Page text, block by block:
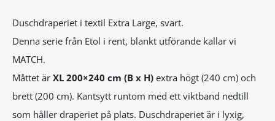
Duschdraperiet i textil Extra Large, svart.
Denna serie från Etol i rent, blankt utförande kallar vi
MATCH.
Måttet är XL 200×240 cm (B x H) extra högt (240 cm) och
brett (200 cm). Kantsytt runtom med ett viktband nedtill
som håller draperiet på plats. Duschdraperiet är i lyxig,